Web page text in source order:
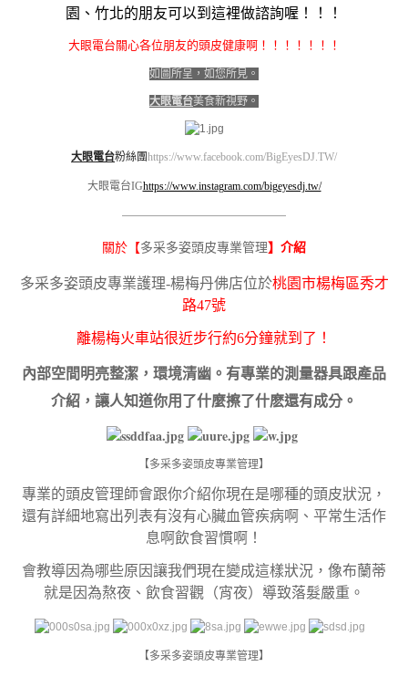
園、竹北的朋友可以到這裡做諮詢喔！！！
大眼電台關心各位朋友的頭皮健康啊！！！！！！！
如圖所呈，如您所見。
大眼電台美食新視野。
大眼電台粉絲團https://www.facebook.com/BigEyesDJ.TW/
大眼電台IGhttps://www.instagram.com/bigeyesdj.tw/
————————————————————
關於【多采多姿頭皮專業管理】介紹
多采多姿頭皮專業護理-楊梅丹佛店位於桃園市楊梅區秀才
路47號
離楊梅火車站很近步行約6分鐘就到了！
內部空間明亮整潔，環境清幽。有專業的測量器具跟產品
介紹，讓人知道你用了什麼擦了什麽還有成分。
【多采多姿頭皮專業管理】
專業的頭皮管理師會跟你介紹你現在是哪種的頭皮狀況，
還有詳細地寫出列表有沒有心臟血管疾病啊、平常生活作
息啊飲食習慣啊！
會教導因為哪些原因讓我們現在變成這樣狀況，像布蘭蒂
就是因為熬夜、飲食習觀（宵夜）導致落髮嚴重。
【多采多姿頭皮專業管理】